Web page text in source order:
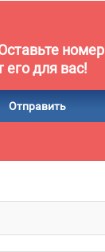
номер
для вас!
Отправить